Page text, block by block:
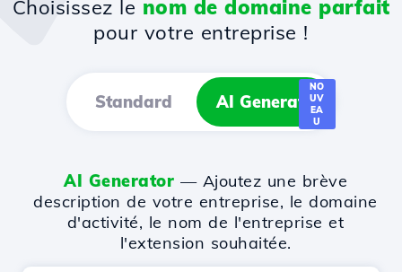
Choisissez le nom de domaine parfait
pour votre entreprise !
Standard AI Generator
NO
UV
EA
U
AI Generator — Ajoutez une brève
description de votre entreprise, le domaine
d'activité, le nom de l'entreprise et
l'extension souhaitée.